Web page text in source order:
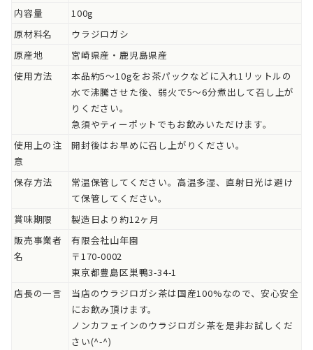
内容量
100g
原材料名
ウラジロガシ
原産地
宮崎県産・鹿児島県産
使用方法
本品約5～10gをお茶パックなどに入れ1リットルの
水で沸騰させた後、弱火で5～6分煮出して召し上が
りください。
急須やティーポットでもお飲みいただけます。
使用上の注
意
開封後はお早めに召し上がりください。
保存方法
常温保管してください。高温多湿、直射日光は避け
て保管してください。
賞味期限
製造日より約12ヶ月
販売事業者
名
有限会社山年園
〒170-0002
東京都豊島区巣鴨3-34-1
店長の一言
当店のウラジロガシ茶は国産100%なので、安心安全
にお飲み頂けます。
ノンカフェインのウラジロガシ茶を是非お試しくだ
さい(^-^)